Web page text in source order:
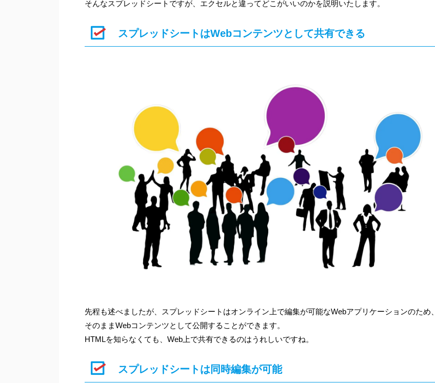
そんなスプレッドシートですが、エクセルと違ってどこがいいのかを説明いたします。
スプレッドシートはWebコンテンツとして共有できる
先程も述べましたが、スプレッドシートはオンライン上で編集が可能なWebアプリケーションのため、
そのままWebコンテンツとして公開することができます。
HTMLを知らなくても、Web上で共有できるのはうれしいですね。
スプレッドシートは同時編集が可能